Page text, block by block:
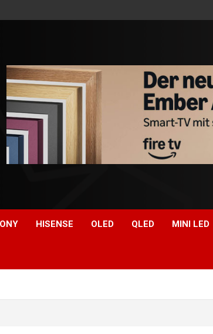
HISENSE OLED QLED MINI LED